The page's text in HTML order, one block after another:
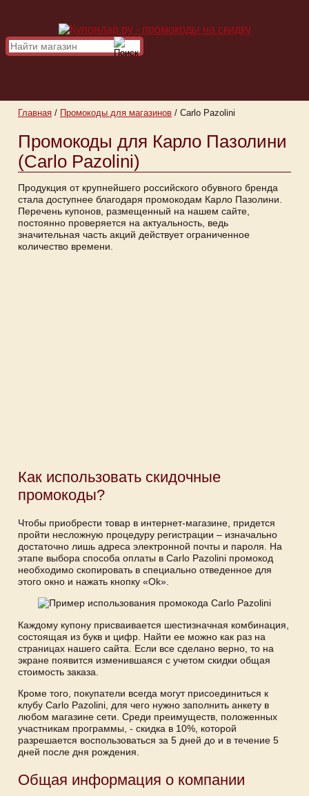
Главная / Промокоды для магазинов / Carlo Pazolini
Промокоды для Карло Пазолини
(Carlo Pazolini)
Продукция от крупнейшего российского обувного бренда
стала доступнее благодаря промокодам Карло Пазолини.
Перечень купонов, размещенный на нашем сайте,
постоянно проверяется на актуальность, ведь
значительная часть акций действует ограниченное
количество времени.
Как использовать скидочные
промокоды?
Чтобы приобрести товар в интернет-магазине, придется
пройти несложную процедуру регистрации – изначально
достаточно лишь адреса электронной почты и пароля. На
этапе выбора способа оплаты в Carlo Pazolini промокод
необходимо скопировать в специально отведенное для
этого окно и нажать кнопку «Ok».
Каждому купону присваивается шестизначная комбинация,
состоящая из букв и цифр. Найти ее можно как раз на
страницах нашего сайта. Если все сделано верно, то на
экране появится изменившаяся с учетом скидки общая
стоимость заказа.
Кроме того, покупатели всегда могут присоединиться к
клубу Carlo Pazolini, для чего нужно заполнить анкету в
любом магазине сети. Среди преимуществ, положенных
участникам программы, - скидка в 10%, которой
разрешается воспользоваться за 5 дней до и в течение 5
дней после дня рождения.
Общая информация о компании